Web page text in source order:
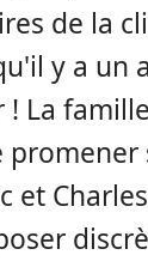
de la
y a un
! La
et